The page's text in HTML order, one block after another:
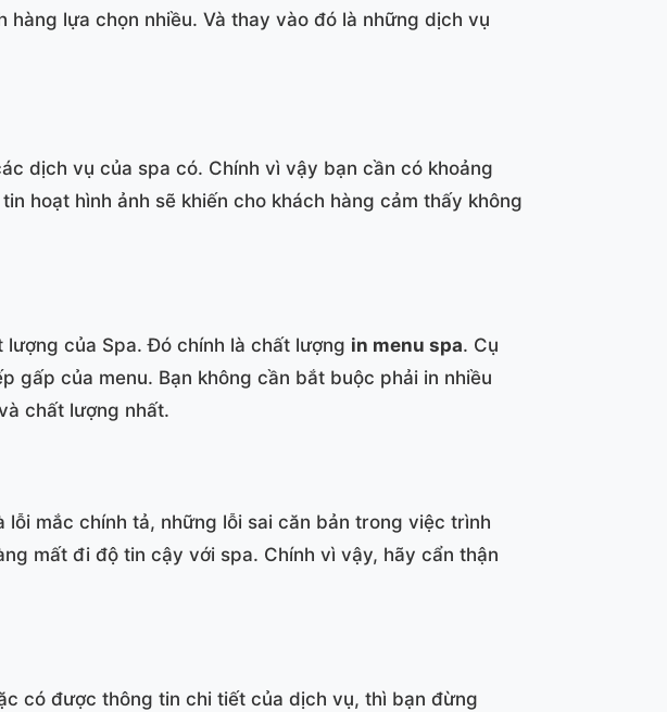
lựa chọn nhiều. Và thay vào đó là những dịch vụ
dịch vụ của spa có. Chính vì vậy bạn cần có khoảng
hoạt hình ảnh sẽ khiến cho khách hàng cảm thấy không
của Spa. Đó chính là chất lượng in menu spa. Cụ
gấp của menu. Bạn không cần bắt buộc phải in nhiều
chất lượng nhất.
mắc chính tả, những lỗi sai căn bản trong việc trình
mất đi độ tin cậy với spa. Chính vì vậy, hãy cẩn thận
có được thông tin chi tiết của dịch vụ, thì bạn đừng